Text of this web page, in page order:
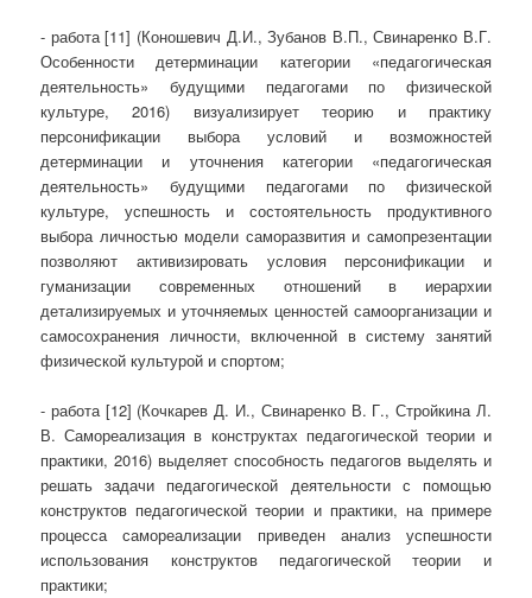
- работа [11] (Коношевич Д.И., Зубанов В.П., Свинаренко В.Г.
Особенности детерминации категории «педагогическая
деятельность» будущими педагогами по физической
культуре, 2016) визуализирует теорию и практику
персонификации выбора условий и возможностей
детерминации и уточнения категории «педагогическая
деятельность» будущими педагогами по физической
культуре, успешность и состоятельность продуктивного
выбора личностью модели саморазвития и самопрезентации
позволяют активизировать условия персонификации и
гуманизации современных отношений в иерархии
детализируемых и уточняемых ценностей самоорганизации и
самосохранения личности, включенной в систему занятий
физической культурой и спортом;
- работа [12] (Кочкарев Д. И., Свинаренко В. Г., Стройкина Л.
В. Самореализация в конструктах педагогической теории и
практики, 2016) выделяет способность педагогов выделять и
решать задачи педагогической деятельности с помощью
конструктов педагогической теории и практики, на примере
процесса самореализации приведен анализ успешности
использования конструктов педагогической теории и
практики;